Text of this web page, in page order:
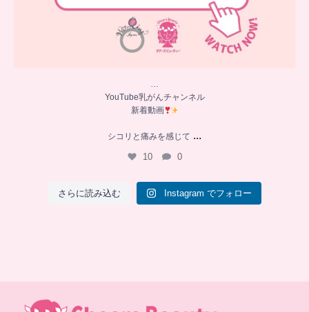
…
YouTube乳がんチャンネル
新着動画
シコリと痛みを感じて ...
10 0
さらに読み込む Instagram でフォロー